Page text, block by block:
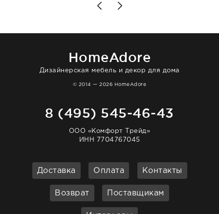
то качество выше всяких похвал. Выглядит
HomeAdore
Дизайнерская мебель и декор для дома
© 2014 — 2026 HomeAdore
8 (495) 545-46-43
ООО «Комфорт Трейд»
ИНН 7704767045
Доставка Оплата Контакты
Возврат Поставщикам